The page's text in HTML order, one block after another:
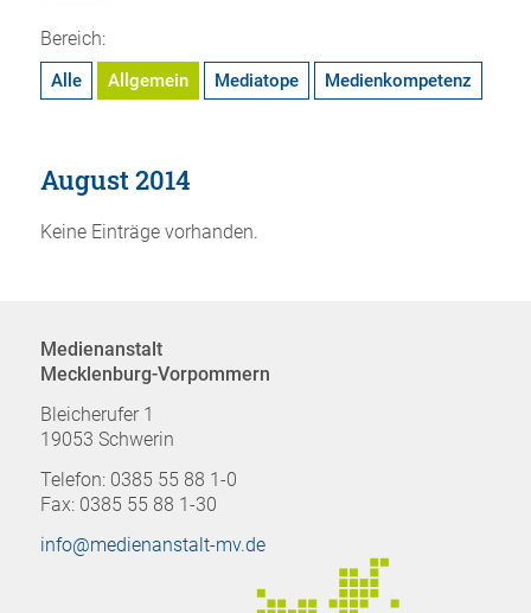
Bereich:
Alle Allgemein Mediatope Medienkompetenz
August 2014
Keine Einträge vorhanden.
Medienanstalt
Mecklenburg-Vorpommern
Bleicherufer 1
19053 Schwerin
Telefon: 0385 55 88 1-0
Fax: 0385 55 88 1-30
info@medienanstalt-mv.de